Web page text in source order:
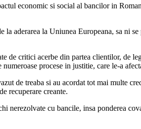
economic si social al bancilor in
la aderarea la Uniunea Europeana, sa ni
de critici acerbe din partea clientilor, de
procese in justitie, care le-a
de treaba si au acordat tot mai multe
recuperare creante.
nerezolvate cu bancile, insa ponderea